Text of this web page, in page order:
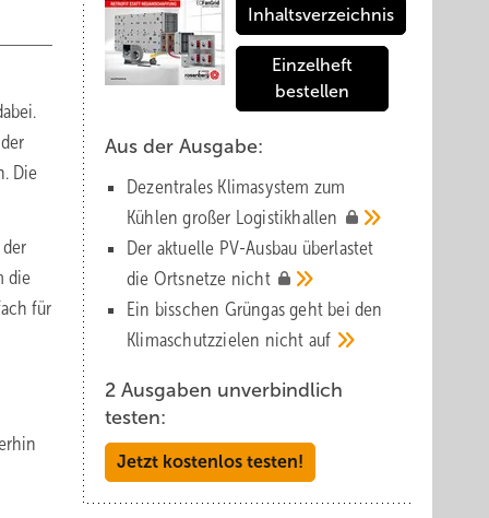
Die
die
für
Inhaltsverzeichnis
Einzelheft
bestellen
Aus der Ausgabe:
Dezentrales Klimasystem zum
Kühlen großer Logistik­hallen
Der aktuelle PV-Ausbau über­lastet
die Orts­netze nicht
Ein bisschen Grüngas geht bei den
Klima­schutz­zielen nicht auf
2 Ausgaben unverbindlich
testen:
Jetzt kostenlos testen!